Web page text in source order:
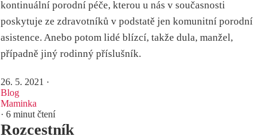
kontinuální porodní péče, kterou u nás v současnosti
poskytuje ze zdravotníků v podstatě jen komunitní porodní
asistence. Anebo potom lidé blízcí, takže dula, manžel,
případně jiný rodinný příslušník.
26. 5. 2021 ·
Blog
Maminka
· 6 minut čtení
Rozcestník